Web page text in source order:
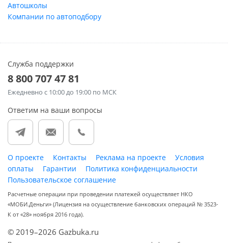
Автошколы
Компании по автоподбору
Служба поддержки
8 800 707 47 81
Ежедневно с 10:00 до 19:00 по МСК
Ответим на ваши вопросы
О проекте Контакты Реклама на проекте
Условия
оплаты
Гарантии
Политика конфиденциальности
Пользовательское соглашение
Расчетные операции при проведении платежей осуществляет НКО
«МОБИ.Деньги» (Лицензия на осуществление банковских операций № 3523-
К от «28» ноября 2016 года).
© 2019–2026 Gazbuka.ru